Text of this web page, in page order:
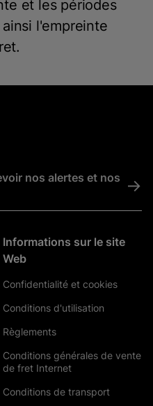
et les périodes
l'empreinte
nos alertes et nos ->
Informations sur le site
Web
Confidentialité et cookies
Conditions d'utilisation
Règlements
Conditions générales de vente
de fret Internet
Conditions de transport